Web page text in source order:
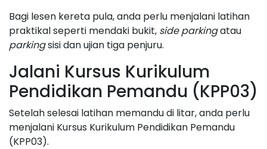
Bagi lesen kereta pula, anda perlu menjalani latihan
praktikal seperti mendaki bukit, side parkingatau
parkingsisi dan ujian tiga penjuru.
Jalani Kursus Kurikulum
Pendidikan Pemandu (KPP03)
Setelah selesai latihan memandu di litar, anda perlu
menjalani Kursus Kurikulum Pendidikan Pemandu
(KPP03).